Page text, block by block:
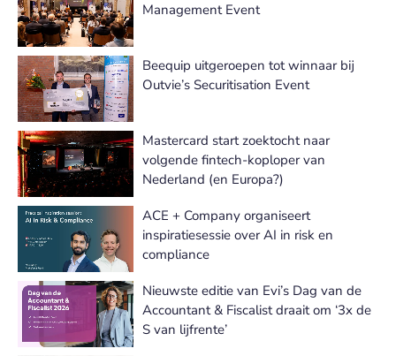
Management Event
Beequip uitgeroepen tot winnaar bij
Outvie’s Securitisation Event
Mastercard start zoektocht naar
volgende fintech-koploper van
Nederland (en Europa?)
ACE + Company organiseert
inspiratiesessie over AI in risk en
compliance
Nieuwste editie van Evi’s Dag van de
Accountant & Fiscalist draait om ‘3x de
S van lijfrente’